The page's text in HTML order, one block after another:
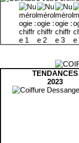
TENDANCES
2023